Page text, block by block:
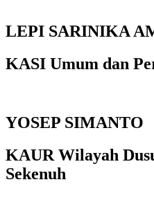
LEPI SARINIKA
KASI Umum dan
YOSEP SIMANTO
KAUR Wilayah
Sekenuh